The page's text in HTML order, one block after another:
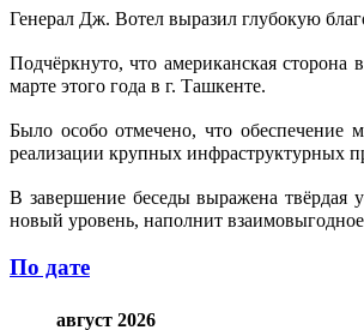
Генерал Дж. Вотел выразил глубокую
Подчёркнуто, что американская
марте этого года в г. Ташкенте.
Было особо отмечено, что обеспечение
реализации крупных инфраструктурных
В завершение беседы выражена твёрдая
новый уровень, наполнит
По дате
август 2026